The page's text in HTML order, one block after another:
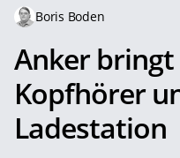
Boris Boden
Anker bringt
Kopfhörer
Ladestation